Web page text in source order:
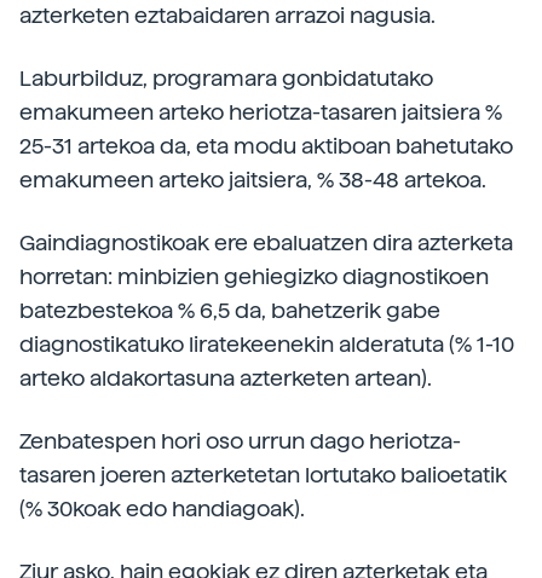
azterketen eztabaidaren arrazoi nagusia.
Laburbilduz, programara gonbidatutako
emakumeen arteko heriotza-tasaren jaitsiera %
25-31 artekoa da, eta modu aktiboan bahetutako
emakumeen arteko jaitsiera, % 38-48 artekoa.
Gaindiagnostikoak ere ebaluatzen dira azterketa
horretan: minbizien gehiegizko diagnostikoen
batezbestekoa % 6,5 da, bahetzerik gabe
diagnostikatuko liratekeenekin alderatuta (% 1-10
arteko aldakortasuna azterketen artean).
Zenbatespen hori oso urrun dago heriotza-
tasaren joeren azterketetan lortutako balioetatik
(% 30koak edo handiagoak).
Ziur asko, hain egokiak ez diren azterketak eta